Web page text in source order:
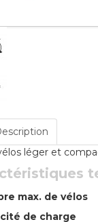
léger et
max. de vélos
de charge